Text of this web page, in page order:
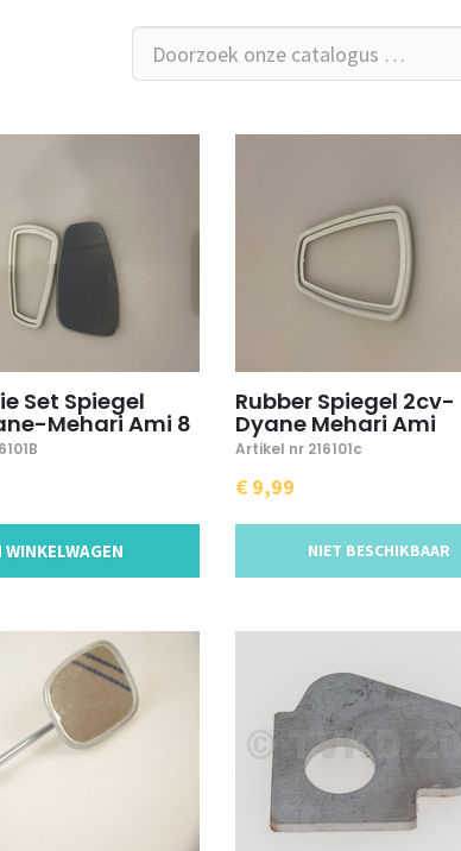
Set Spiegel
Mehari Ami 8
WINKELWAGEN
Rubber Spiegel 2cv-
Dyane Mehari Ami
Artikel nr 216101c
€ 9,99
NIET BESCHIKBAAR